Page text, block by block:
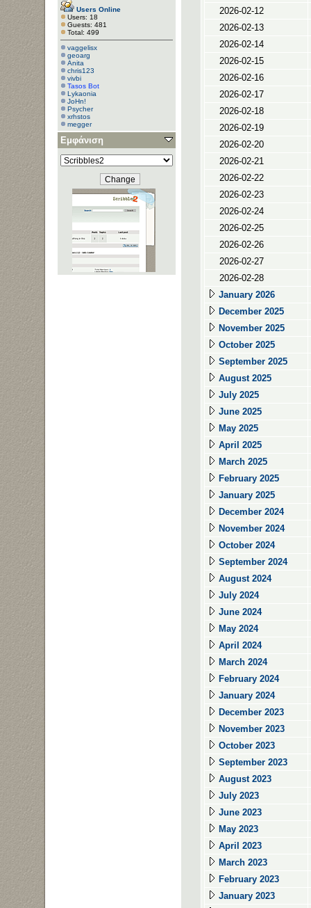
Users Online
Users: 18
Guests: 481
Total: 499
vaggelisx
geoarg
Anita
chris123
vivbi
Tasos Bot
Lykaonia
JoHn!
Psycher
xrhstos
megger
κοτζακ
gpr000
Tasaras
Κaraflodaimonas
anouba
Εμφάνιση
2026-02-12
2026-02-13
2026-02-14
2026-02-15
2026-02-16
2026-02-17
2026-02-18
2026-02-19
2026-02-20
2026-02-21
2026-02-22
2026-02-23
2026-02-24
2026-02-25
2026-02-26
2026-02-27
2026-02-28
January 2026
December 2025
November 2025
October 2025
September 2025
August 2025
July 2025
June 2025
May 2025
April 2025
March 2025
February 2025
January 2025
December 2024
November 2024
October 2024
September 2024
August 2024
July 2024
June 2024
May 2024
April 2024
March 2024
February 2024
January 2024
December 2023
November 2023
October 2023
September 2023
August 2023
July 2023
June 2023
May 2023
April 2023
March 2023
February 2023
January 2023